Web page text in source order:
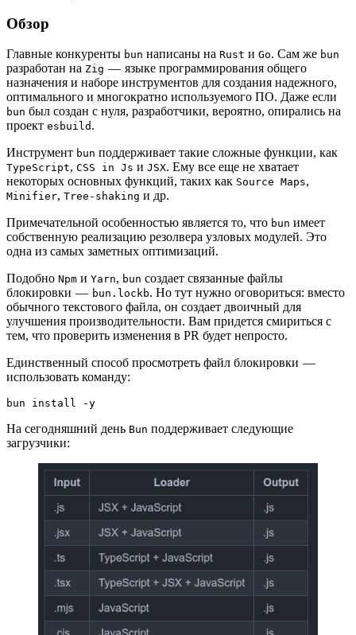
Обзор
Главные конкуренты bun написаны на Rust и Go. Сам же bun
разработан на Zig — языке программирования общего
назначения и наборе инструментов для создания надежного,
оптимального и многократно используемого ПО. Даже если
bun был создан с нуля, разработчики, вероятно, опирались на
проект esbuild .
Инструмент bun поддерживает такие сложные функции, как
TypeScript, CSS in Js и JSX. Ему все еще не хватает
некоторых основных функций, таких как Source Maps,
Minifier, Tree-shaking и др.
Примечательной особенностью является то, что bun имеет
собственную реализацию резолвера узловых модулей. Это
одна из самых заметных оптимизаций.
Подобно Npm и Yarn, bun создает связанные файлы
блокировки — bun.lockb. Но тут нужно оговориться: вместо
обычного текстового файла, он создает двоичный для
улучшения производительности. Вам придется смириться с
тем, что проверить изменения в PR будет непросто.
Единственный способ просмотреть файл блокировки —
использовать команду:
bun install -y
На сегодняшний день Bun поддерживает следующие
загрузчики: